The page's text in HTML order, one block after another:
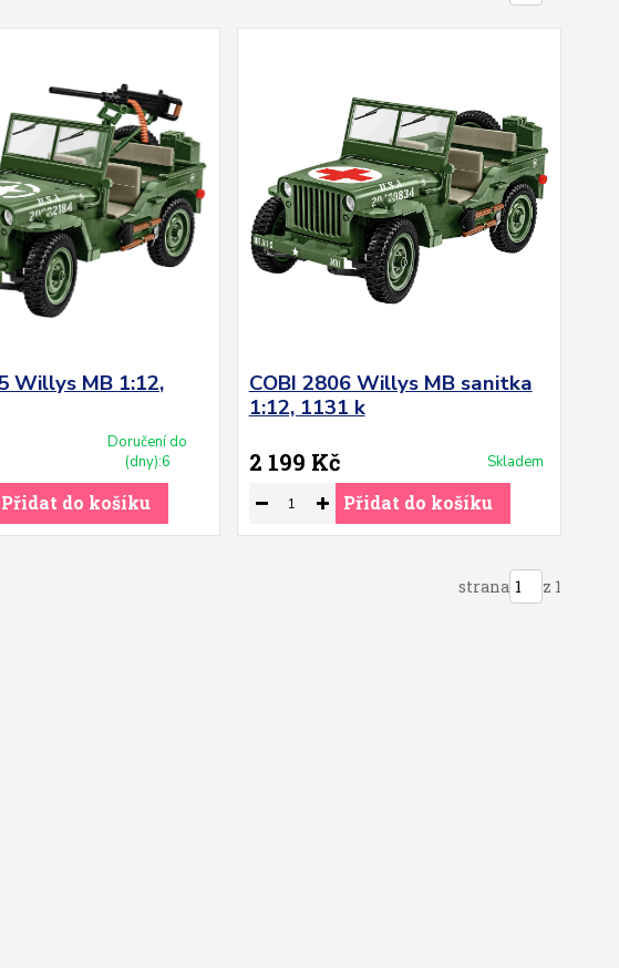
Willys MB 1:12,
Doručení do
(dny):6
Přidat do košíku
COBI 2806 Willys MB sanitka
1:12, 1131 k
2 199 Kč
Skladem
Přidat do košíku
strana z 1